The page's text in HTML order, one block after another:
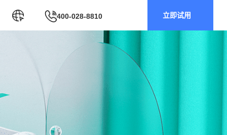
400-028-8810 立即试用